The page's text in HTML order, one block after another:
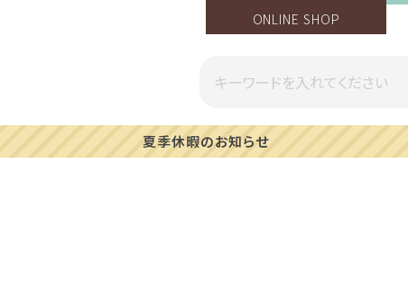
ONLINE SHOP
一部地域への配送遅延のご案内